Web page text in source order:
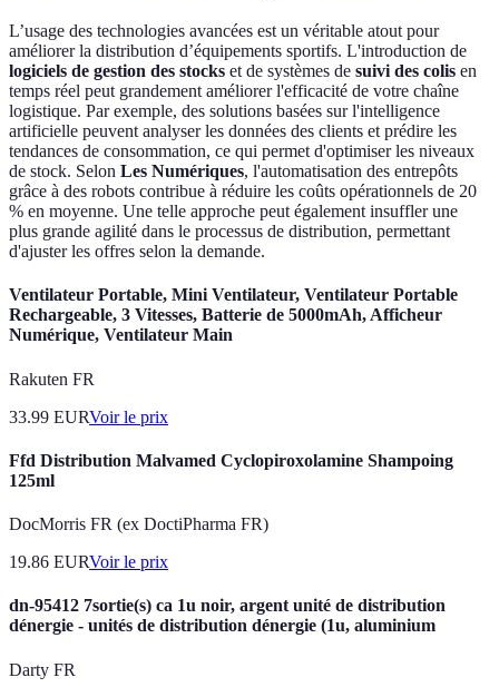
L’usage des technologies avancées est un véritable atout pour
améliorer la distribution d’équipements sportifs. L'introduction de
logiciels de gestion des stocks et de systèmes de suivi des colis en
temps réel peut grandement améliorer l'efficacité de votre chaîne
logistique. Par exemple, des solutions basées sur l'intelligence
artificielle peuvent analyser les données des clients et prédire les
tendances de consommation, ce qui permet d'optimiser les niveaux
de stock. Selon Les Numériques, l'automatisation des entrepôts
grâce à des robots contribue à réduire les coûts opérationnels de 20
% en moyenne. Une telle approche peut également insuffler une
plus grande agilité dans le processus de distribution, permettant
d'ajuster les offres selon la demande.
Ventilateur Portable, Mini Ventilateur, Ventilateur Portable
Rechargeable, 3 Vitesses, Batterie de 5000mAh, Afficheur
Numérique, Ventilateur Main
Rakuten FR
33.99 EURVoir le prix
Ffd Distribution Malvamed Cyclopiroxolamine Shampoing
125ml
DocMorris FR (ex DoctiPharma FR)
19.86 EURVoir le prix
dn-95412 7sortie(s) ca 1u noir, argent unité de distribution
dénergie - unités de distribution dénergie (1u, aluminium
Darty FR